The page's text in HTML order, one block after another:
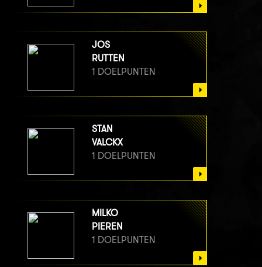
JOS
RUTTEN
1 DOELPUNTEN
STAN
VALCKX
1 DOELPUNTEN
MILKO
PIEREN
1 DOELPUNTEN